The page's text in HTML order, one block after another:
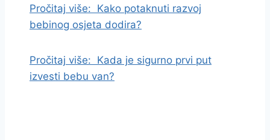
Pročitaj više: Kako potaknuti razvoj
bebinog osjeta dodira?
Pročitaj više: Kada je sigurno prvi put
izvesti bebu van?